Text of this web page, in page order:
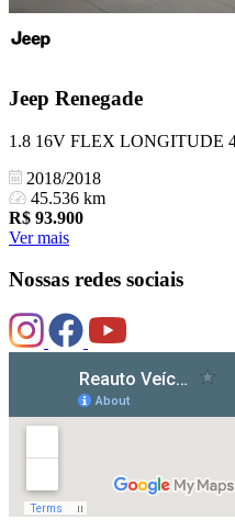
Jeep Renegade
1.8 16V FLEX LONGITUDE
2018/2018
45.536 km
R$ 93.900
Ver mais
Nossas redes sociais